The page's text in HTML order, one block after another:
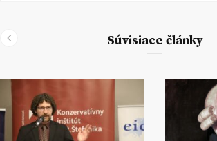
Súvisiace články